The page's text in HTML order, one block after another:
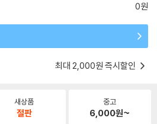
0원
최대 2,000원 즉시할인
새상품
절판
중고
6,000원~